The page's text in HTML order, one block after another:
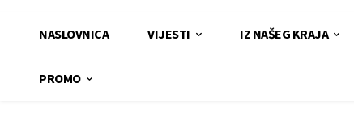
NASLOVNICA VIJESTI IZ NAŠEG KRAJA
PROMO